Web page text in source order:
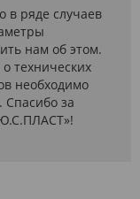
ряде случаев
нам об этом.
технических
необходимо
Спасибо за